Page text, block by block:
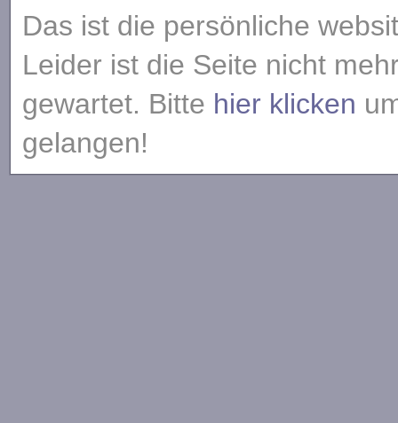
Das ist die persönliche
Leider ist die Seite nicht
gewartet. Bitte hier klicken
gelangen!